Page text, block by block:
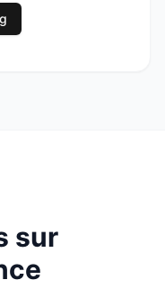
sur